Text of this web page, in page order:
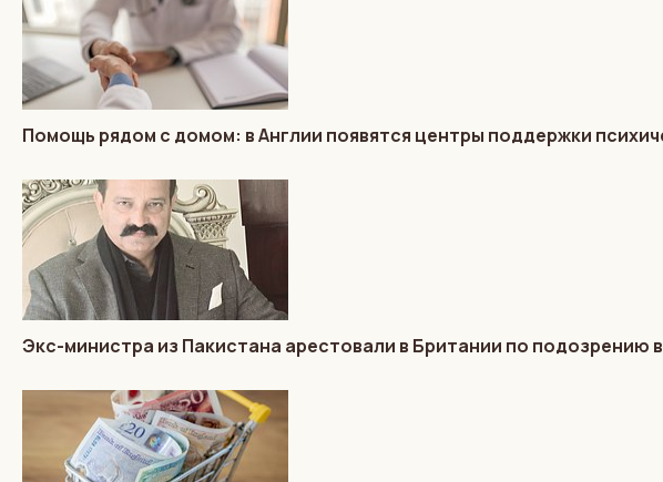
Помощь рядом с домом: в Англии появятся центры поддержки
Экс-министра из Пакистана арестовали в Британии по подозрению